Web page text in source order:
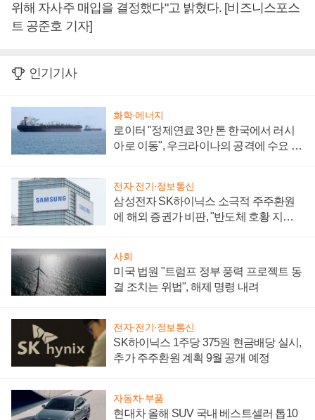
위해 자사주 매입을 결정했다"고 밝혔다. [비즈니스포스
트 공준호 기자]
인기기사
화학·에너지
로이터 "정제연료 3만 톤 한국에서 러시
아로 이동", 우크라이나의 공격에 수요 늘
전자·전기·정보통신
삼성전자 SK하이닉스 소극적 주주환원
에 해외 증권가 비판, "반도체 호황 지속
사회
미국 법원 "트럼프 정부 풍력 프로젝트 동
결 조치는 위법", 해제 명령 내려
전자·전기·정보통신
SK하이닉스 1주당 375원 현금배당 실시,
추가 주주환원 계획 9월 공개 예정
자동차·부품
현대차 올해 SUV 국내 베스트셀러 톱10